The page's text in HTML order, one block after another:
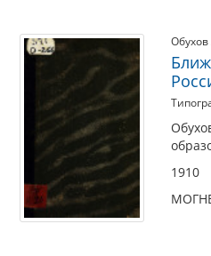
в.
1910